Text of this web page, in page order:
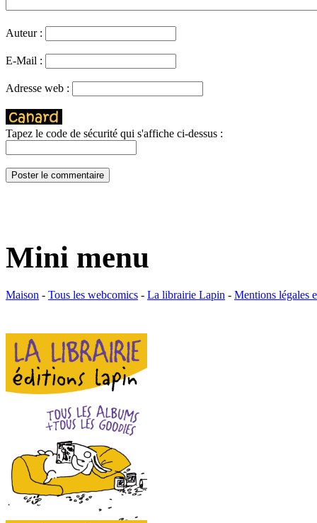
Auteur :
E-Mail :
Adresse web :
Tapez le code de sécurité qui s'affiche ci-dessus :
Mini menu
Maison - Tous les webcomics - La librairie Lapin - Mentions légales